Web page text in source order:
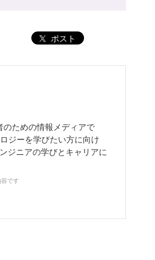
ポスト
ための情報メディアで
ジーを学びたい方に向け
ジニアの学びとキャリアに
です